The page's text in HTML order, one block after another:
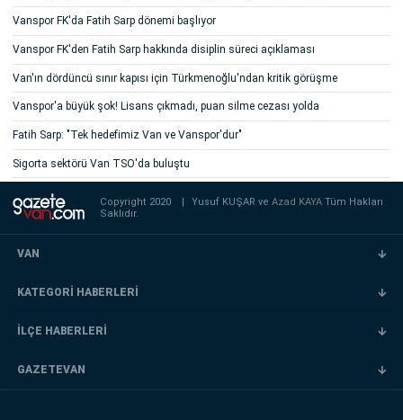
Vanspor FK'da Fatih Sarp dönemi başlıyor
Vanspor FK'den Fatih Sarp hakkında disiplin süreci açıklaması
Van'ın dördüncü sınır kapısı için Türkmenoğlu'ndan kritik görüşme
Vanspor'a büyük şok! Lisans çıkmadı, puan silme cezası yolda
Fatih Sarp: "Tek hedefimiz Van ve Vanspor'dur"
Sigorta sektörü Van TSO'da buluştu
Copyright 2020 Yusuf KUŞAR veAzad KAYATüm Hakları
Saklıdır.
VAN
KATEGORİ HABERLERİ
İLÇE HABERLERİ
GAZETEVAN